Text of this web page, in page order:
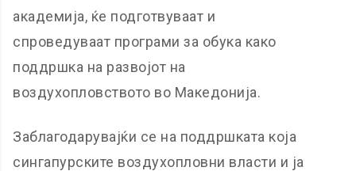
академија, ќе подготвуваат и
спроведуваат програми за обука како
поддршка на развојот на
воздухопловството во Македонија.
Заблагодарувајќи се на поддршката која
сингапурските воздухопловни власти и ја